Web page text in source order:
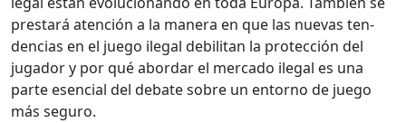
prestará aten­ción a la man­era en que las nuevas ten­
den­cias en el juego ile­gal debil­i­tan la pro­tec­ción del
jugador y por qué abor­dar el mer­ca­do ile­gal es una
parte esen­cial del debate sobre un entorno de juego
más seguro.